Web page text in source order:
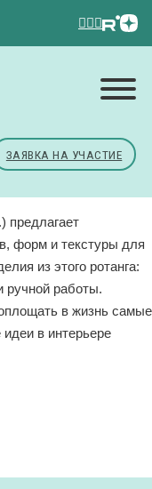
ЗАЯВКА НА УЧАСТИЕ
форм и текстуры для
из этого ротанга:
ручной работы.
в жизнь самые
в интерьере